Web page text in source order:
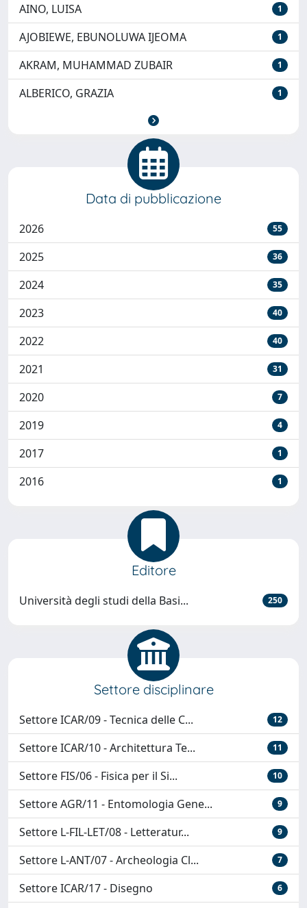
AINO, LUISA 1
AJOBIEWE, EBUNOLUWA IJEOMA 1
AKRAM, MUHAMMAD ZUBAIR 1
ALBERICO, GRAZIA 1
Data di pubblicazione
2026 55
2025 36
2024 35
2023 40
2022 40
2021 31
2020 7
2019 4
2017 1
2016 1
Editore
Università degli studi della Basi... 250
Settore disciplinare
Settore ICAR/09 - Tecnica delle C... 12
Settore ICAR/10 - Architettura Te... 11
Settore FIS/06 - Fisica per il Si... 10
Settore AGR/11 - Entomologia Gene... 9
Settore L-FIL-LET/08 - Letteratur... 9
Settore L-ANT/07 - Archeologia Cl... 7
Settore ICAR/17 - Disegno 6